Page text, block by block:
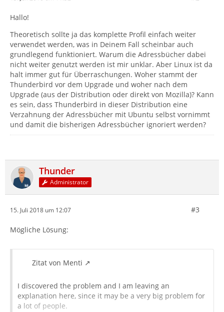
Hallo!
Theoretisch sollte ja das komplette Profil einfach weiter
verwendet werden, was in Deinem Fall scheinbar auch
grundlegend funktioniert. Warum die Adressbücher dabei
nicht weiter genutzt werden ist mir unklar. Aber Linux ist da
halt immer gut für Überraschungen. Woher stammt der
Thunderbird vor dem Upgrade und woher nach dem
Upgrade (aus der Distribution oder direkt von Mozilla)? Kann
es sein, dass Thunderbird in dieser Distribution eine
Verzahnung der Adressbücher mit Ubuntu selbst vornimmt
und damit die bisherigen Adressbücher ignoriert werden?
Thunder
Administrator
15. Juli 2018 um 12:07 #3
Mögliche Lösung:
Zitat von Menti
I discovered the problem and I am leaving an
explanation here, since it may be a very big problem for
a lot of people.